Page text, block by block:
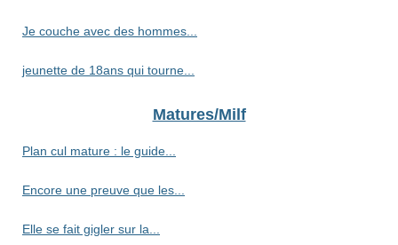
Je couche avec des hommes...
jeunette de 18ans qui tourne...
Matures/Milf
Plan cul mature : le guide...
Encore une preuve que les...
Elle se fait gigler sur la...